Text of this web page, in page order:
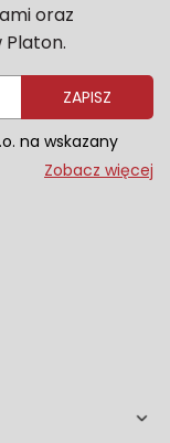
oraz
ZAPISZ
na wskazany
marketingowe
w naszej
na
przed
Zobacz więcej